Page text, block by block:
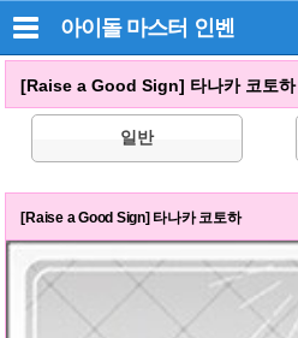
아이돌 마스터 인벤
[Raise a Good Sign] 타나카 코토하
일반
[Raise a Good Sign] 타나카 코토하